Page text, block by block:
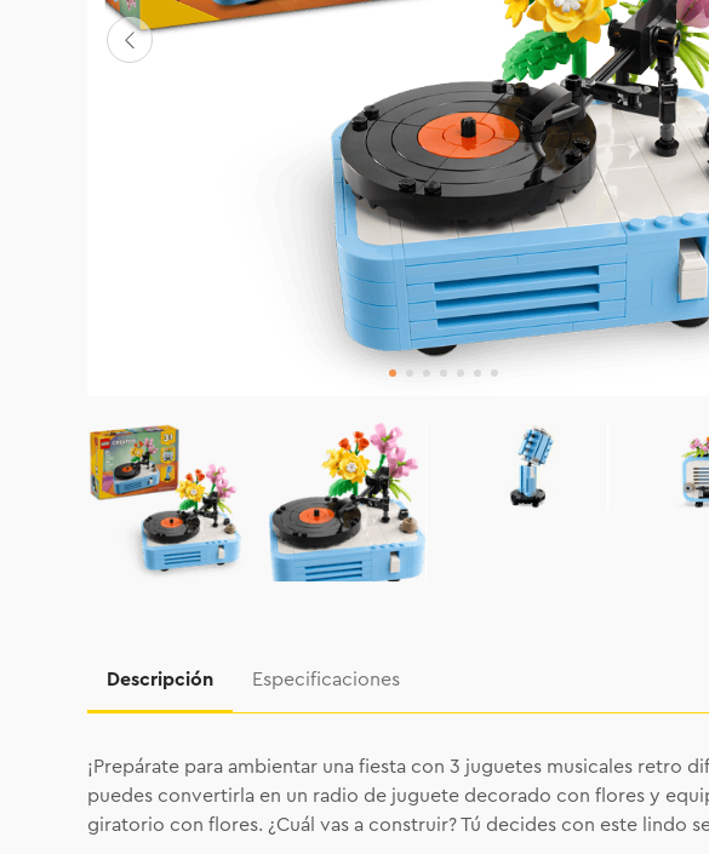
Descripción Especificaciones
¡Prepárate para ambientar una fiesta con 3 juguetes musicales retro
puedes convertirla en un radio de juguete decorado con flores y
giratorio con flores. ¿Cuál vas a construir? Tú decides con este lindo